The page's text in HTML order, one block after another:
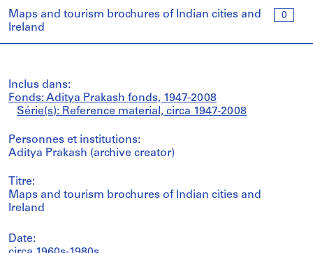
0
Maps and tourism brochures of Indian cities and
Ireland
Inclus dans:
Fonds: Aditya Prakash fonds, 1947-2008
Série(s): Reference material, circa 1947-2008
Personnes et institutions:
Aditya Prakash (archive creator)
Titre:
Maps and tourism brochures of Indian cities and
Ireland
Date: